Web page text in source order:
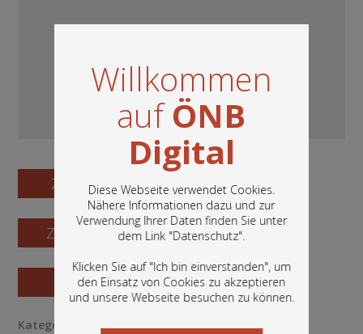
Willkommen
aufÖNB
Digital
Diese Webseite verwendet Cookies.
Nähere Informationen dazu und zur
Verwendung Ihrer Daten finden Sie unter
dem Link "Datenschutz".
Klicken Sie auf "Ich bin einverstanden", um
den Einsatz von Cookies zu akzeptieren
und unsere Webseite besuchen zu können.
In diesem Portal finden Sie die digitalen
Bestände der Österreichischen
Nationalbibliothek: Bücher, Fotografien,
Grafiken und vieles mehr.
Zum Digitalisat
Zum Katalogisat
Zur Vorschau
Kategorie / Medientyp